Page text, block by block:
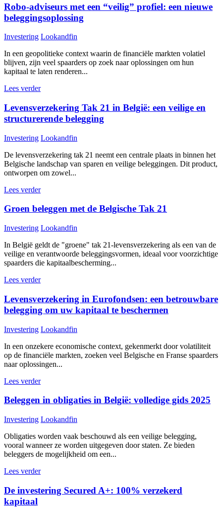
Robo-adviseurs met een “veilig” profiel: een nieuwe
beleggingsoplossing
Investering Lookandfin
In een geopolitieke context waarin de financiële markten volatiel
blijven, zijn veel spaarders op zoek naar oplossingen om hun
kapitaal te laten renderen...
Lees verder
Levensverzekering Tak 21 in België: een veilige en
structurerende belegging
Investering Lookandfin
De levensverzekering tak 21 neemt een centrale plaats in binnen het
Belgische landschap van sparen en veilige beleggingen. Dit product,
ontworpen om zowel...
Lees verder
Groen beleggen met de Belgische Tak 21
Investering Lookandfin
In België geldt de "groene" tak 21-levensverzekering als een van de
veilige en verantwoorde beleggingsvormen, ideaal voor voorzichtige
spaarders die kapitaalbescherming...
Lees verder
Levensverzekering in Eurofondsen: een betrouwbare
belegging om uw kapitaal te beschermen
Investering Lookandfin
In een onzekere economische context, gekenmerkt door volatiliteit
op de financiële markten, zoeken veel Belgische en Franse spaarders
naar oplossingen...
Lees verder
Beleggen in obligaties in België: volledige gids 2025
Investering Lookandfin
Obligaties worden vaak beschouwd als een veilige belegging,
vooral wanneer ze worden uitgegeven door staten. Ze bieden
beleggers de mogelijkheid om een...
Lees verder
De investering Secured A+: 100% verzekerd
kapitaal